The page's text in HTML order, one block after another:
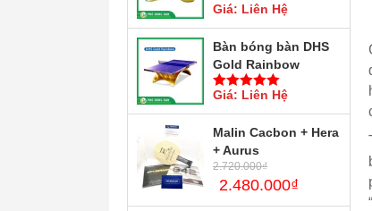
5trên 5
Giá: Liên Hệ
Bàn bóng bàn DHS
Gold Rainbow
5trên 5
Giá: Liên Hệ
Malin Cacbon + Hera
+ Aurus
2.720.000₫
2.480.000₫